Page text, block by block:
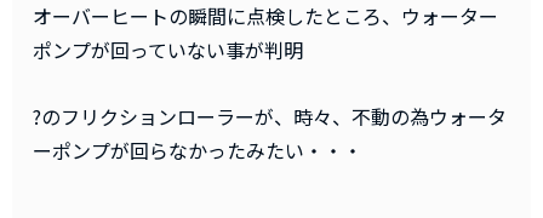
オーバーヒートの瞬間に点検したところ、ウォーター
ポンプが回っていない事が判明
?のフリクションローラーが、時々、不動の為ウォータ
ーポンプが回らなかったみたい・・・